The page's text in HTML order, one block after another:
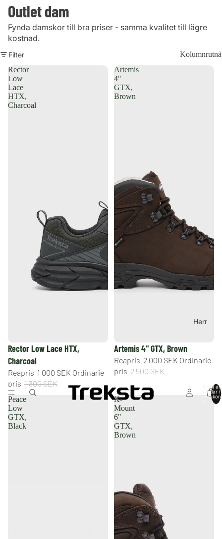
Herr
Totalt
artiklar i
Outlet dam
Fynda damskor till bra priser - samma kvalitet till lägre
kostnad.
Filter
Rector
Low
Lace
HTX,
Charcoal
REA
Rector Low Lace HTX,
Charcoal
Reapris 1 000 SEK Ordinarie
pris 1 300 SEK
Artemis
4"
GTX,
Brown
REA
Artemis 4" GTX, Brown
Reapris 2 000 SEK Ordinarie
pris 2 500 SEK
Peace
Low
GTX,
Black
X-
Mount
6"
GTX,
Brown